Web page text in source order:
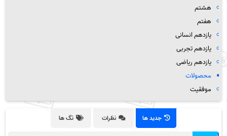
هشتم
هفتم
یازدهم انسانی
یازدهم تجربی
یازدهم ریاضی
محصولات
موفقیت
جدید ها نظرات تگ ها